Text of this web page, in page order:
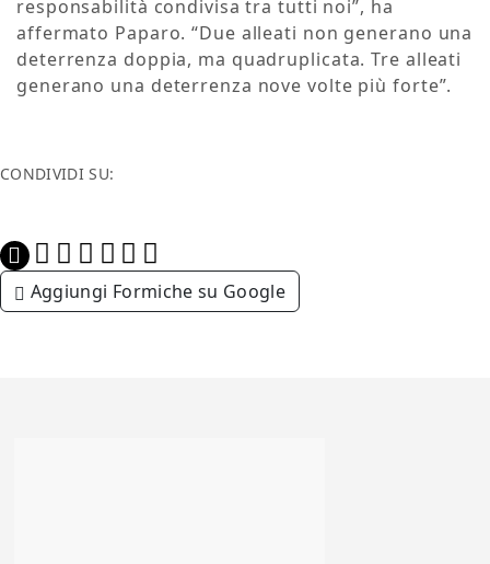
responsabilità condivisa tra tutti noi”, ha
affermato Paparo. “Due alleati non generano una
deterrenza doppia, ma quadruplicata. Tre alleati
generano una deterrenza nove volte più forte”.
CONDIVIDI SU:
Aggiungi Formiche su Google